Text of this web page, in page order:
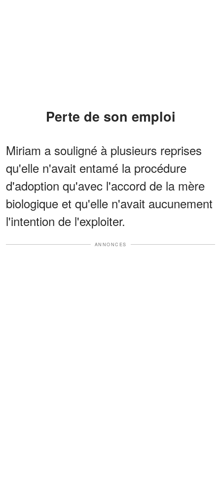
Perte de son emploi
Miriam a souligné à plusieurs reprises
qu'elle n'avait entamé la procédure
d'adoption qu'avec l'accord de la mère
biologique et qu'elle n'avait aucunement
l'intention de l'exploiter.
ANNONCES